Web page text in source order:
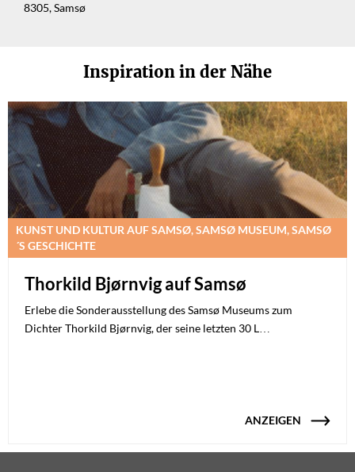
8305, Samsø
Inspiration in der Nähe
KUNST UND KULTUR AUF SAMSØ, SAMSØ MUSEUM, SAMSØ
´S GESCHICHTE
Thorkild Bjørnvig auf Samsø
Erlebe die Sonderausstellung des Samsø Museums zum
Dichter Thorkild Bjørnvig, der seine letzten 30 L…
ANZEIGEN